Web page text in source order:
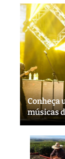
Conheça
músicas